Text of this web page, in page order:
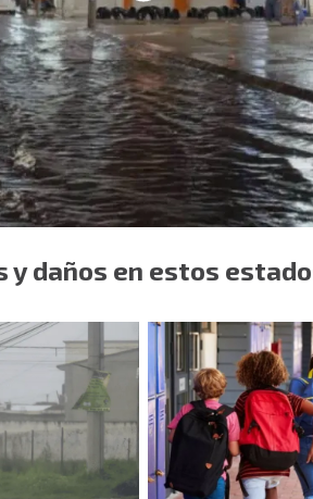
daños en estos